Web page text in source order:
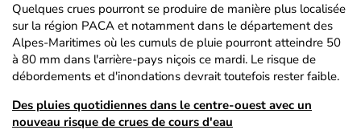
Quelques crues pourront se produire de manière plus localisée
sur la région PACA et notamment dans le département des
Alpes-Maritimes où les cumuls de pluie pourront atteindre 50
à 80 mm dans l'arrière-pays niçois ce mardi. Le risque de
débordements et d'inondations devrait toutefois rester faible.
Des pluies quotidiennes dans le centre-ouest avec un
nouveau risque de crues de cours d'eau